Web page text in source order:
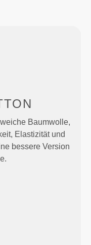
Baumwolle,
Elastizität und
bessere Version